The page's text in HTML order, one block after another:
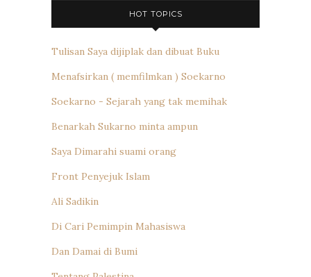
HOT TOPICS
Tulisan Saya dijiplak dan dibuat Buku
Menafsirkan ( memfilmkan ) Soekarno
Soekarno - Sejarah yang tak memihak
Benarkah Sukarno minta ampun
Saya Dimarahi suami orang
Front Penyejuk Islam
Ali Sadikin
Di Cari Pemimpin Mahasiswa
Dan Damai di Bumi